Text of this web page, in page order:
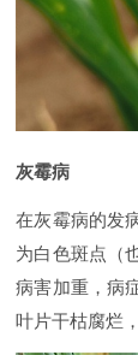
灰霉病
在灰霉病的发
为白色斑点（
病害加重，病
叶片干枯腐烂